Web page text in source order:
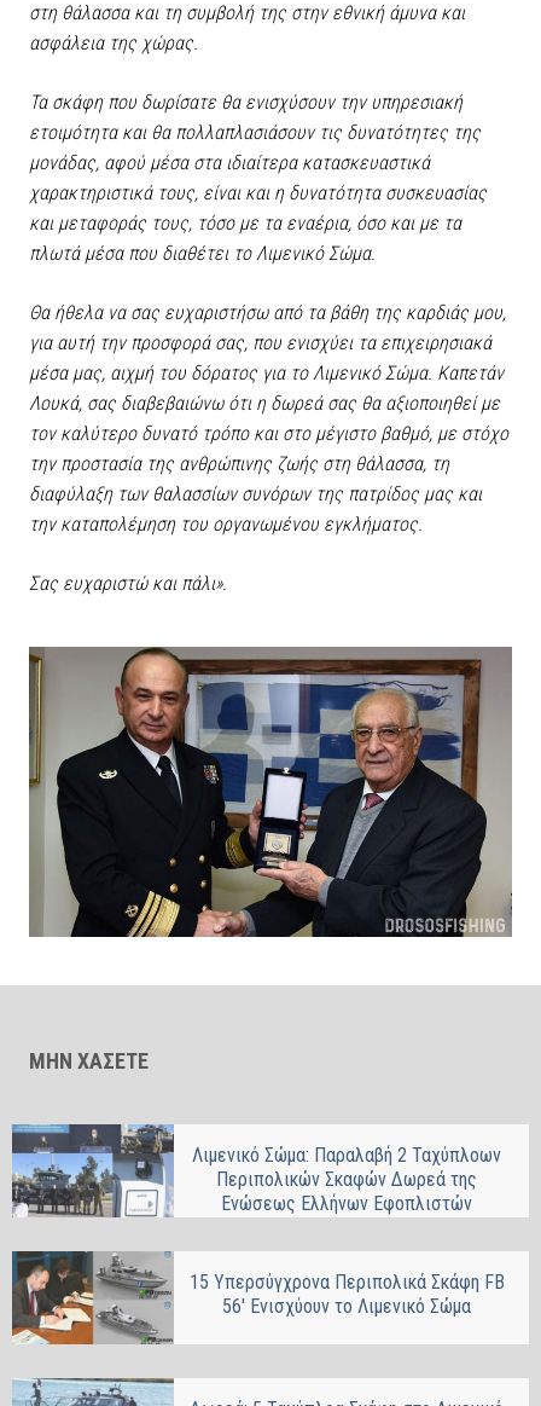
στη θάλασσα και τη συμβολή της στην εθνική άμυνα και
ασφάλεια της χώρας.
Τα σκάφη που δωρίσατε θα ενισχύσουν την υπηρεσιακή
ετοιμότητα και θα πολλαπλασιάσουν τις δυνατότητες της
μονάδας, αφού μέσα στα ιδιαίτερα κατασκευαστικά
χαρακτηριστικά τους, είναι και η δυνατότητα συσκευασίας
και μεταφοράς τους, τόσο με τα εναέρια, όσο και με τα
πλωτά μέσα που διαθέτει το Λιμενικό Σώμα.
Θα ήθελα να σας ευχαριστήσω από τα βάθη της καρδιάς μου,
για αυτή την προσφορά σας, που ενισχύει τα επιχειρησιακά
μέσα μας, αιχμή του δόρατος για το Λιμενικό Σώμα. Καπετάν
Λουκά, σας διαβεβαιώνω ότι η δωρεά σας θα αξιοποιηθεί με
τον καλύτερο δυνατό τρόπο και στο μέγιστο βαθμό, με στόχο
την προστασία της ανθρώπινης ζωής στη θάλασσα, τη
διαφύλαξη των θαλασσίων συνόρων της πατρίδος μας και
την καταπολέμηση του οργανωμένου εγκλήματος.
Σας ευχαριστώ και πάλι».
ΜΗΝ ΧΑΣΕΤΕ
Λιμενικό Σώμα: Παραλαβή 2 Ταχύπλοων
Περιπολικών Σκαφών Δωρεά της
Ενώσεως Ελλήνων Εφοπλιστών
15 Υπερσύγχρονα Περιπολικά Σκάφη FB
56′ Ενισχύουν το Λιμενικό Σώμα